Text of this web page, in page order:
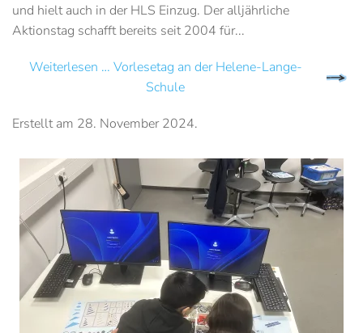
und hielt auch in der HLS Einzug. Der alljährliche
Aktionstag schafft bereits seit 2004 für...
Weiterlesen … Vorlesetag an der Helene-Lange-
Schule
Erstellt am 28. November 2024.